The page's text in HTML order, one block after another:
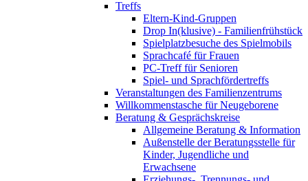
Treffs
Eltern-Kind-Gruppen
Drop In(klusive) - Familienfrühstück
Spielplatzbesuche des Spielmobils
Sprachcafé für Frauen
PC-Treff für Senioren
Spiel- und Sprachfördertreffs
Veranstaltungen des Familienzentrums
Willkommenstasche für Neugeborene
Beratung & Gesprächskreise
Allgemeine Beratung & Information
Außenstelle der Beratungsstelle für
Kinder, Jugendliche und
Erwachsene